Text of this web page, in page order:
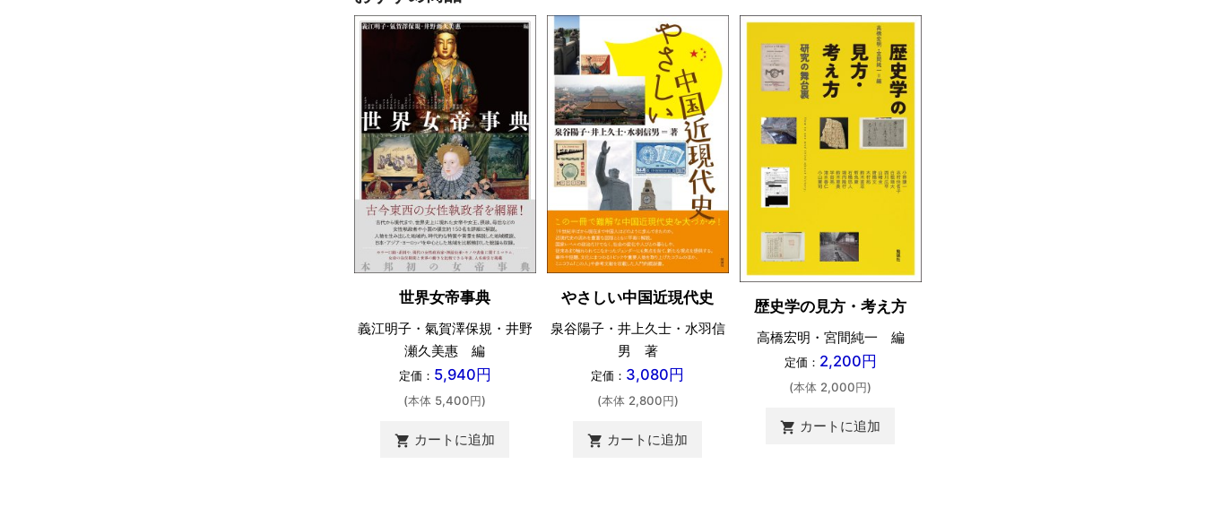
世界女帝事典
義江明子・氣賀澤保規・井野
瀬久美惠 編
定価： 5,940円
(本体 5,400円)
shopping_cart カートに追加
やさしい中国近現代史
泉谷陽子・井上久士・水羽信
男 著
定価： 3,080円
(本体 2,800円)
shopping_cart カートに追加
歴史学の見方・考え方
高橋宏明・宮間純一 編
定価： 2,200円
(本体 2,000円)
shopping_cart カートに追加